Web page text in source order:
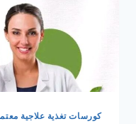
كورسات تغذية علاجية